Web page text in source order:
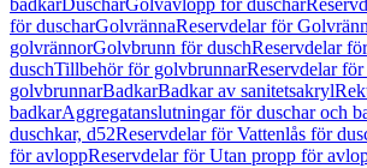
badkarDuscharGolvavlopp för duschar
för duscharGolvrännaReservdelar för
golvrännorGolvbrunn för duschReservdelar
duschTillbehör för golvbrunnarReservdelar
golvbrunnarBadkarBadkar av sanitetsakryl
badkarAggregatanslutningar för duschar och
duschkar, d52Reservdelar för Vattenlås för
för avloppReservdelar för Utan propp för